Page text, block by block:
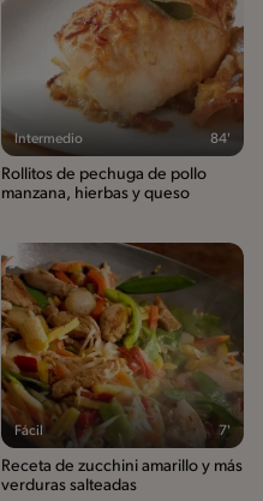
Intermedio 84'
Rollitos de pechuga de pollo
manzana, hierbas y queso
Fácil 7'
Receta de zucchini amarillo y más
verduras salteadas